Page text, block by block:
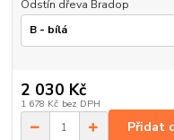
Odstín dřeva Bradop
2 030 Kč
1 678 Kč bez DPH
Přidat